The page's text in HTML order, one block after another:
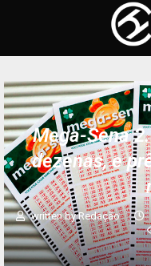
Mega-Sena
dezenas, e
written byRedação